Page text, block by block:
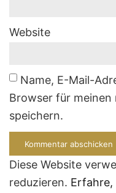
Website
Name, E-Mail-
Browser für
speichern.
Diese Website
reduzieren. Erfahre,